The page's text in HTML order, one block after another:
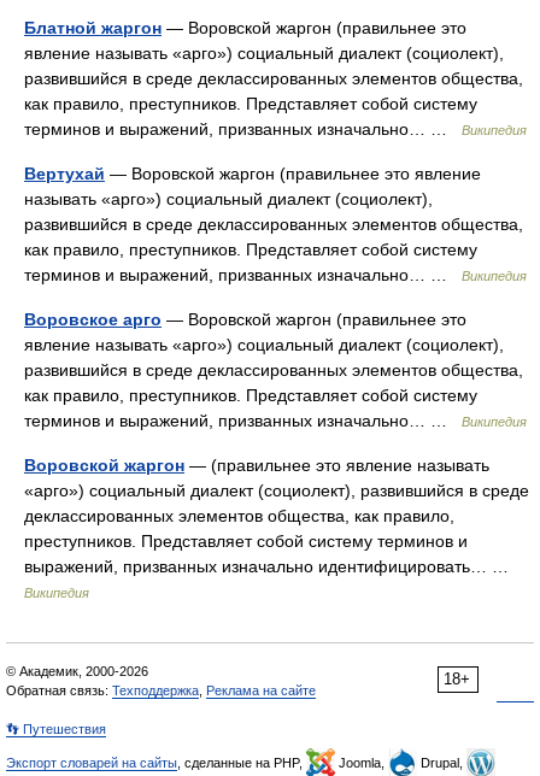
Блатной жаргон — Воровской жаргон (правильнее это
явление называть «арго») социальный диалект (социолект),
развившийся в среде деклассированных элементов общества,
как правило, преступников. Представляет собой систему
терминов и выражений, призванных изначально… …
Википедия
Вертухай — Воровской жаргон (правильнее это явление
называть «арго») социальный диалект (социолект),
развившийся в среде деклассированных элементов общества,
как правило, преступников. Представляет собой систему
терминов и выражений, призванных изначально… …
Википедия
Воровское арго — Воровской жаргон (правильнее это
явление называть «арго») социальный диалект (социолект),
развившийся в среде деклассированных элементов общества,
как правило, преступников. Представляет собой систему
терминов и выражений, призванных изначально… …
Википедия
Воровской жаргон — (правильнее это явление называть
«арго») социальный диалект (социолект), развившийся в среде
деклассированных элементов общества, как правило,
преступников. Представляет собой систему терминов и
выражений, призванных изначально идентифицировать… …
Википедия
18+
© Академик, 2000-2026
Обратная связь: Техподдержка Реклама на сайте
👣 Путешествия
Экспорт словарей на сайты , сделанные на PHP, Joomla,
Drupal,